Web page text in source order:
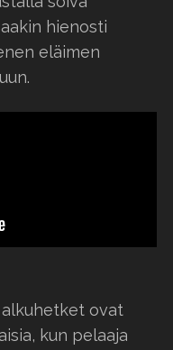
hienosti
eläimen
alkuhetket ovat
kun pelaaja